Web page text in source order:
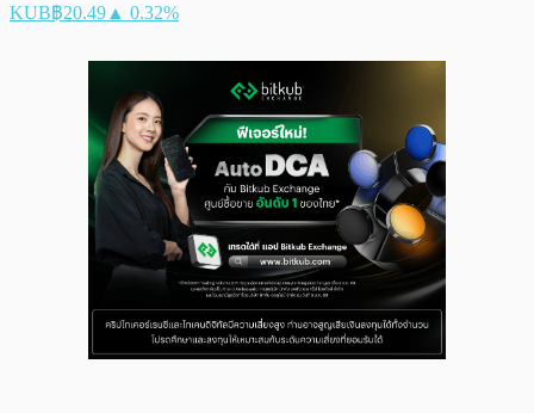
KUB฿20.49 ▲ 0.32%